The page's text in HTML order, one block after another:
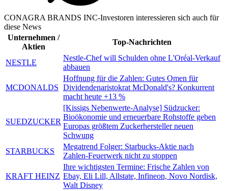
CONAGRA BRANDS INC-Investoren interessieren sich auch für
diese News
Unternehmen /
Aktien
Top-Nachrichten
NESTLE
Nestle-Chef will Schulden ohne L'Oréal-Verkauf
abbauen
MCDONALDS
Hoffnung für die Zahlen: Gutes Omen für
Dividendenaristokrat McDonald's? Konkurrent
macht heute +13 %
SUEDZUCKER
[Kissigs Nebenwerte-Analyse] Südzucker:
Bioökonomie und erneuerbare Rohstoffe geben
Europas größtem Zuckerhersteller neuen
Schwung
STARBUCKS
Megatrend Folger: Starbucks-Aktie nach
Zahlen-Feuerwerk nicht zu stoppen
KRAFT HEINZ
Ihre wichtigsten Termine: Frische Zahlen von
Ebay, Eli Lill, Allstate, Infineon, Novo Nordisk,
Walt Disney